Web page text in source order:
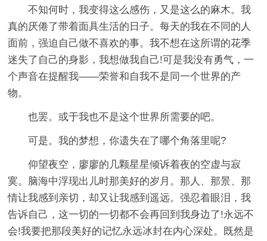
不知何时，我变得这么感伤，又是这么的麻木。我
真的厌倦了带着面具生活的日子。每天的我在不同的人
面前，强迫自己做不喜欢的事。我不想在这所谓的花季
迷失了自己的身影，我想做我自己!可是我没有勇气，一
个声音在提醒我——荣誉和自我不是同一个世界的产
物。
也罢。或于我也不是这个世界所需要的吧。
可是。我的梦想，你遗失在了哪个角落里呢?
仰望夜空，廖廖的几颗星星倾诉着夜的空虚与寂
寞。脑海中浮现出儿时那美好的岁月。那人、那景、那
情让我感到亲切，却又让我感到遥远。强忍着眼泪，我
告诉自己，这一切的一切都不会再回到我身边了!永远不
会!我要把那段美好的记忆永远冰封在内心深处。既然是